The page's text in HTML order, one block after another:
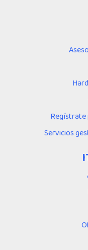
Regístrate
Servicios